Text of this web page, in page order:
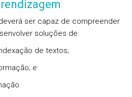
ser capaz de compreender
soluções de:
de textos;
e